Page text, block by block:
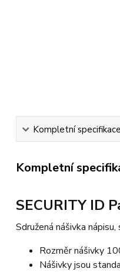
Kompletní specifikace
Kompletní
SECURITY ID
Sdružená nášivka
Rozměr nášivky
Nášivky jsou